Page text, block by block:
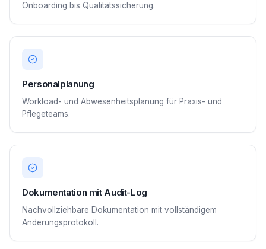
Onboarding bis Qualitätssicherung.
Personalplanung
Workload- und Abwesenheitsplanung für Praxis- und
Pflegeteams.
Dokumentation mit Audit-Log
Nachvollziehbare Dokumentation mit vollständigem
Änderungsprotokoll.